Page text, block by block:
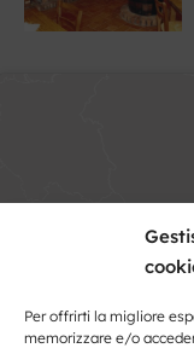
Per offrirti la migliore
memorizzare e/o
Fai clic